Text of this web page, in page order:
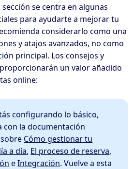
se centra en algunas
para ayudarte a mejorar tu
considerarlo como una
y atajos avanzados, no como
principal. Los consejos y
un valor añadido
online:
configurando lo básico,
con la documentación
Cómo gestionar tu
a día, El proceso de reserva,
eIntegración. Vuelve a esta